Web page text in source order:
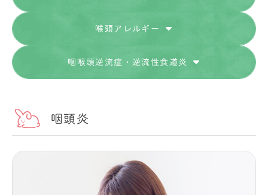
喉頭アレルギー
咽喉頭逆流症・逆流性食道炎
咽頭炎